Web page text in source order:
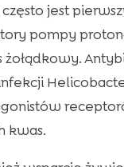
jest
pompy
żołądkowy.
kwas.